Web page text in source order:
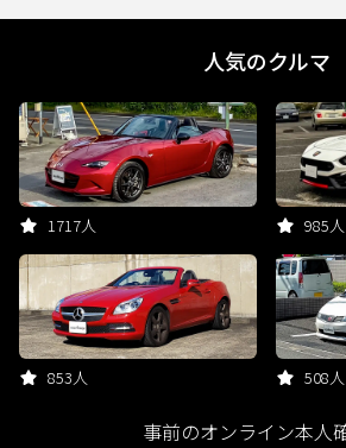
人気のクルマ
1717人 985人
853人 508人
事前のオンライン本人